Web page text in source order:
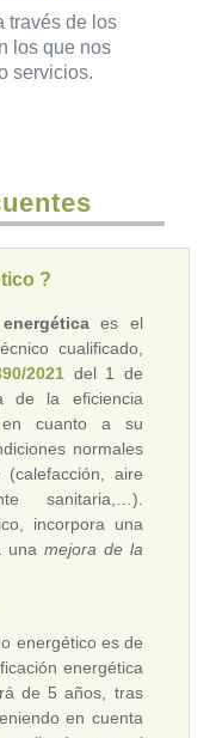
través de los
los que nos
servicios.
?
es el
cualificado,
2021 del 1 de
la eficiencia
en cuanto a su
normales
(calefacción, aire
sanitaria,…).
incorpora una
una mejora de la
energético es de
energética
de 5 años, tras
en cuenta